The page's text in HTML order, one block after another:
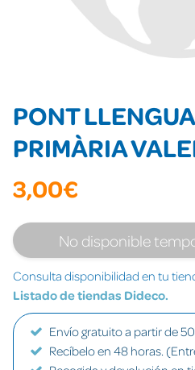
PONT
PRIMÀRIA
3,00€
No disponible
Consulta disponibilidad en tu
Listado de tiendas Dideco.
Envío gratuito a partir de
Recíbelo en 48 horas.